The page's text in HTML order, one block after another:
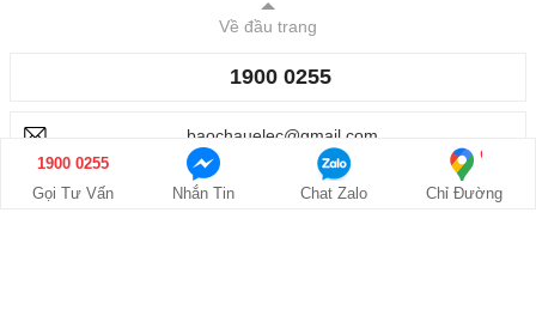
Về đầu trang
1900 0255
baochauelec@gmail.com
Hệ thống chi nhánh
1900 0255
Gọi Tư Vấn
Nhắn Tin Chat Zalo Chỉ Đường